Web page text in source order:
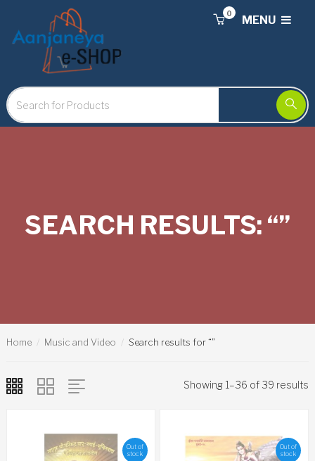
MENU
0
SEARCH RESULTS: “”
Home Music and Video Search results for “”
Showing 1–36 of 39 results
Out of
stock
Out of
stock